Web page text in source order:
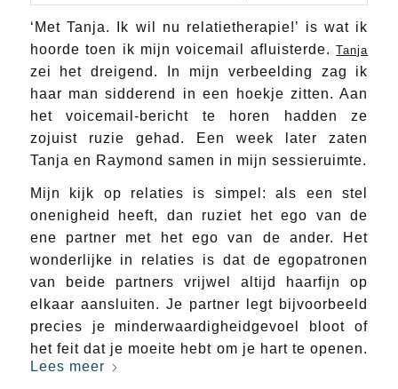
‘Met Tanja. Ik wil nu relatietherapie!’ is wat ik
hoorde toen ik mijn voicemail afluisterde.Tanja
zei het dreigend. In mijn verbeelding zag ik
haar man sidderend in een hoekje zitten. Aan
het voicemail-bericht te horen hadden ze
zojuist ruzie gehad. Een week later zaten
Tanja en Raymond samen in mijn sessieruimte.
Mijn kijk op relaties is simpel: als een stel
onenigheid heeft, dan ruziet het ego van de
ene partner met het ego van de ander. Het
wonderlijke in relaties is dat de egopatronen
van beide partners vrijwel altijd haarfijn op
elkaar aansluiten. Je partner legt bijvoorbeeld
precies je minderwaardigheidgevoel bloot of
het feit dat je moeite hebt om je hart te openen.
Lees meer